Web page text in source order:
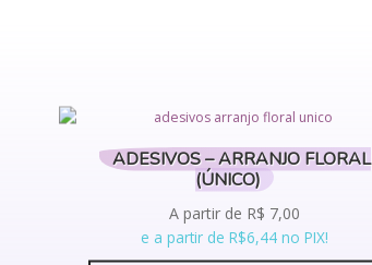
ADESIVOS – ARRANJO FLORAL
(ÚNICO)
A partir de R$ 7,00
e a partir de R$6,44 no PIX!